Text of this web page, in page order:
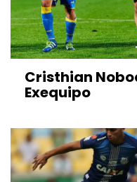
Cristhian
Exequipo